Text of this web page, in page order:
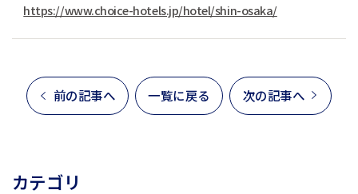
https://www.choice-hotels.jp/hotel/shin-osaka/
前の記事へ 一覧に戻る 次の記事へ
カテゴリ